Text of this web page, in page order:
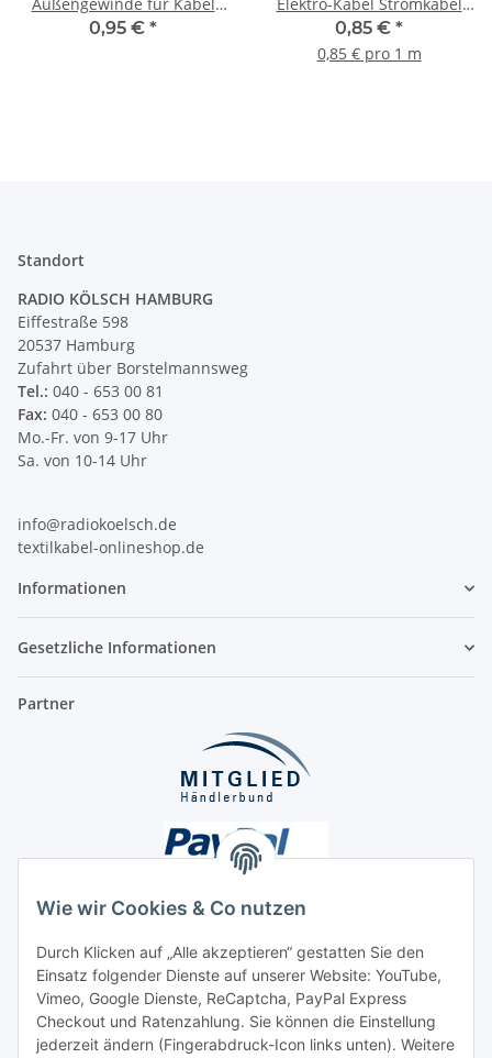
Wie wir Cookies & Co nutzen
Durch Klicken auf „Alle akzeptieren“ gestatten Sie den
Einsatz folgender Dienste auf unserer Website: YouTube,
Vimeo, Google Dienste, ReCaptcha, PayPal Express
Checkout und Ratenzahlung. Sie können die Einstellung
jederzeit ändern (Fingerabdruck-Icon links unten). Weitere
13x19mm Kunststoff
0,95 € *
Rundkabel schwarz 2-adrig,
2x0,75mm² H03 VV-F
0,85 € *
0,85 € pro 1 m
Standort
RADIO KÖLSCH HAMBURG
Eiffestraße 598
20537 Hamburg
Zufahrt über Borstelmannsweg
Tel.: 040 - 653 00 81
Fax: 040 - 653 00 80
Mo.-Fr. von 9-17 Uhr
Sa. von 10-14 Uhr
info@radiokoelsch.de
textilkabel-onlineshop.de
Informationen
Gesetzliche Informationen
Partner
Unsere Seiten
Social Media